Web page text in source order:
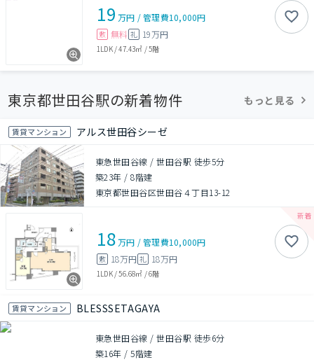
19 万円 /管理費10,000円
敷 無料 礼 19万円
1LDK/47.43㎡ /5階
東京都世田谷駅の新着物件 もっと見る
賃貸マンション アルス世田谷シーゼ
東急世田谷線 / 世田谷駅 徒歩5分
築23年 /8階建
東京都世田谷区世田谷４丁目13-12
18万円 /管理費10,000円
敷 18万円 礼 18万円
1LDK/56.68㎡ /6階
賃貸マンション BLESSSETAGAYA
東急世田谷線 / 世田谷駅 徒歩6分
築16年 /5階建